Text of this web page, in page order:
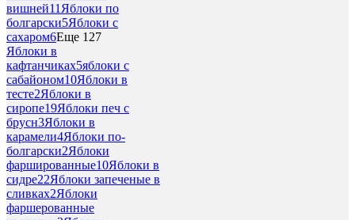
вишней11 Яблоки по
болгарски5Яблоки с
сахаром6Еще 127
Яблоки в
кафтанчиках5яблоки с
сабайоном10Яблоки в
тесте2Яблоки в
сиропе19Яблоки печ с
брусн3Яблоки в
карамели4Яблоки по-
болгарски2Яблоки
фаршированные10Яблоки в
сидре22Яблоки запеченые в
сливках2Яблоки
фаршерованные